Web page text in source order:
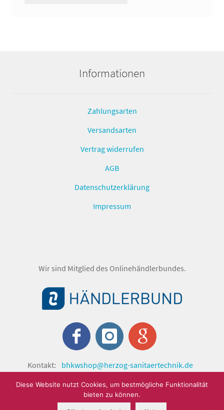
Informationen
Zahlungsarten
Versandsarten
Vertrag widerrufen
AGB
Datenschutzerklärung
Impressum
Wir sind Mitglied des Onlinehändlerbundes.
Kontakt:
bhkwshop@herzog-sanitaertechnik.de
© shop.herzog-sanitaertechnik.de 2024 by Herzog
Sanitärtechnik GmbH.
Diese Website nutzt Cookies, um bestmögliche Funktionalität
bieten zu können.